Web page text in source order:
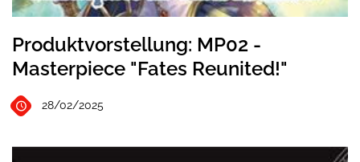
Produktvorstellung: MP02 -
Masterpiece "Fates Reunited!"
28/02/2025